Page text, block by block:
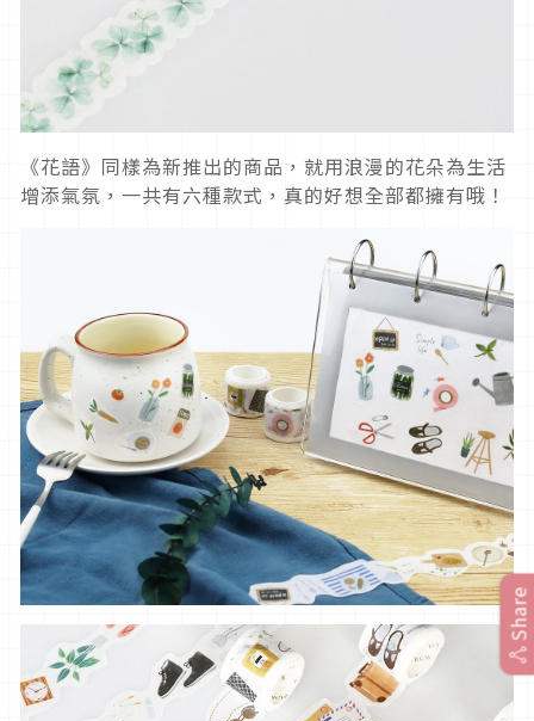
《花語》同樣為新推出的商品，就用浪漫的花朵為生活
增添氣氛，一共有六種款式，真的好想全部都擁有哦！
Share